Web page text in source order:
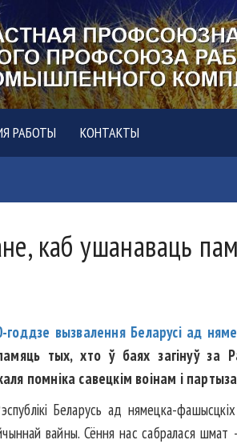
РАБОТЫ КОНТАКТЫ
каб ушанаваць
годдзе вызвалення Беларусі ад
тых, хто ў баях загінуў
помніка савецкім воінам і
Беларусь ад нямецка-фашысцкіх
вайны. Сёння нас сабралася шмат